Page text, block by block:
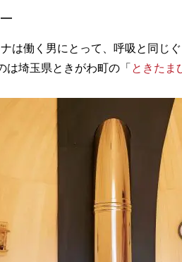
―
は働く男にとって、呼吸と同じ
は埼玉県ときがわ町の「 ときたま